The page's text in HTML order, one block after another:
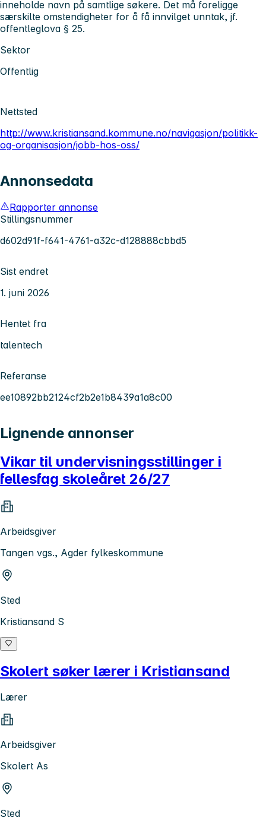
inneholde navn på samtlige søkere. Det må foreligge
særskilte omstendigheter for å få innvilget unntak, jf.
offentleglova § 25.
Sektor
Offentlig
Nettsted
http://www.kristiansand.kommune.no/navigasjon/politikk-
og-organisasjon/jobb-hos-oss/
Annonsedata
Rapporter annonse
Stillingsnummer
d602d91f-f641-4761-a32c-d128888cbbd5
Sist endret
1. juni 2026
Hentet fra
talentech
Referanse
ee10892bb2124cf2b2e1b8439a1a8c00
Lignende annonser
Vikar til undervisningsstillinger i
fellesfag skoleåret 26/27
Arbeidsgiver
Tangen vgs., Agder fylkeskommune
Sted
Kristiansand S
Skolert søker lærer i Kristiansand
Lærer
Arbeidsgiver
Skolert As
Sted